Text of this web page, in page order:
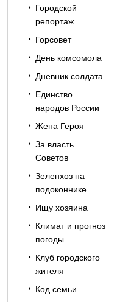
Городской
репортаж
Горсовет
День комсомола
Дневник солдата
Единство
народов России
Жена Героя
За власть
Советов
Зеленхоз на
подоконнике
Ищу хозяина
Климат и прогноз
погоды
Клуб городского
жителя
Код семьи